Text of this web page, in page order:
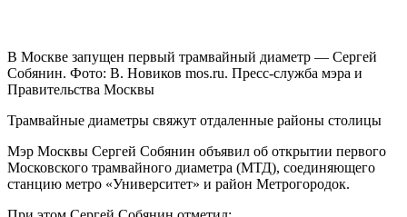
В Москве запущен первый трамвайный диаметр — Сергей
Собянин. Фото: В. Новиков mos.ru. Пресс-служба мэра и
Правительства Москвы
Трамвайные диаметры свяжут отдаленные районы столицы
Мэр Москвы Сергей Собянин объявил об открытии первого
Московского трамвайного диаметра (МТД), соединяющего
станцию метро «Университет» и район Метрогородок.